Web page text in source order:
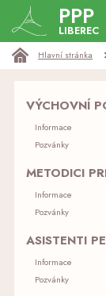
PPP
LIBEREC
Hlavní stránka
VÝCHOVNÍ
Informace
Pozvánky
METODICI
Informace
Pozvánky
ASISTENTI
Informace
Pozvánky